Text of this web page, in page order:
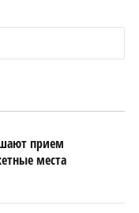
прием
места